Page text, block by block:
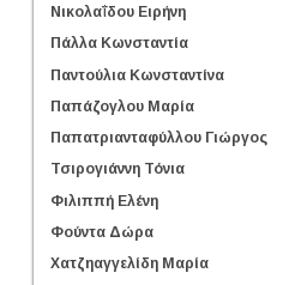
Νικολαΐδου Ειρήνη
Πάλλα Κωνσταντία
Παντούλια Κωνσταντίνα
Παπάζογλου Μαρία
Παπατριανταφύλλου Γιώργος
Τσιρογιάννη Τόνια
Φιλιππή Ελένη
Φούντα Δώρα
Χατζηαγγελίδη Μαρία